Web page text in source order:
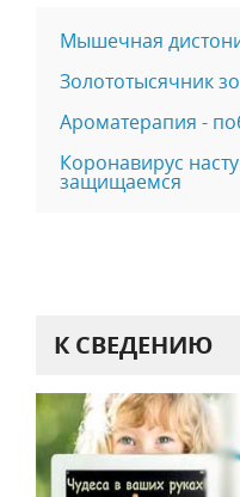
Мышечная
Золототысячник
Ароматерапия -
Коронавирус
защищаемся
К СВЕДЕНИЮ